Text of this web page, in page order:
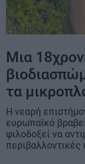
Μια
τα
Η νεαρή
ευρωπαϊκό
φιλοδοξεί να
περιβαλλοντικές